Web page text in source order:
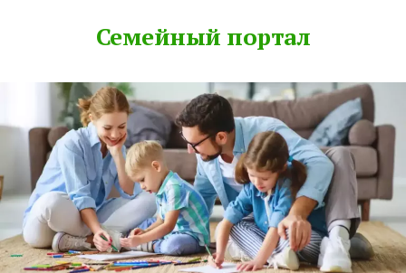
Семейный портал